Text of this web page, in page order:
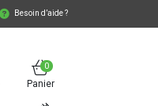
Besoin d’aide ?
Panier
0